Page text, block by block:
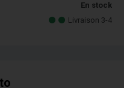
En stock
Livraison 3-4